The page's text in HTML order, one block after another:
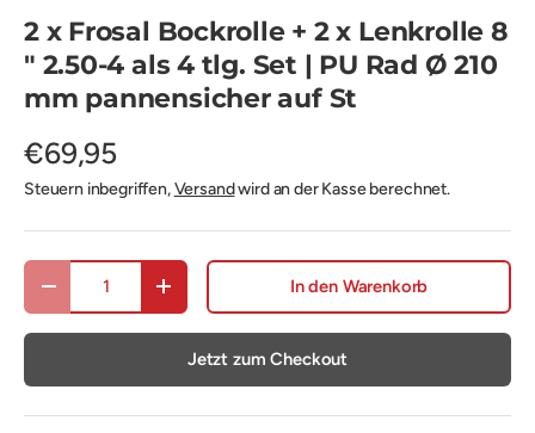
2 x Frosal Bockrolle + 2 x Lenkrolle 8
" 2.50-4 als 4 tlg. Set | PU Rad Ø 210
mm pannensicher auf St
€69,95
Steuern inbegriffen,Versandwird an der Kasse berechnet.
Anzahl
Menge verringernMenge erhöhen In den Warenkorb
Jetzt zum Checkout